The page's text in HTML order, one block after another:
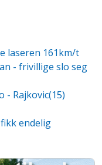
laseren 161km/­t
- frivillige slo seg
- Rajkovic(15)
endelig